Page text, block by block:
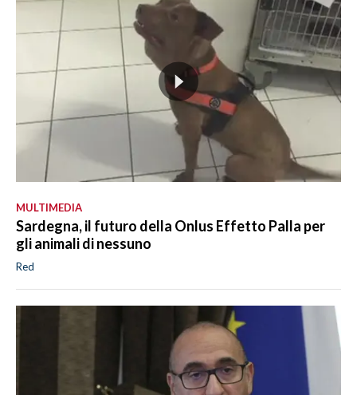
MULTIMEDIA
Sardegna, il futuro della Onlus Effetto Palla per
gli animali di nessuno
Red